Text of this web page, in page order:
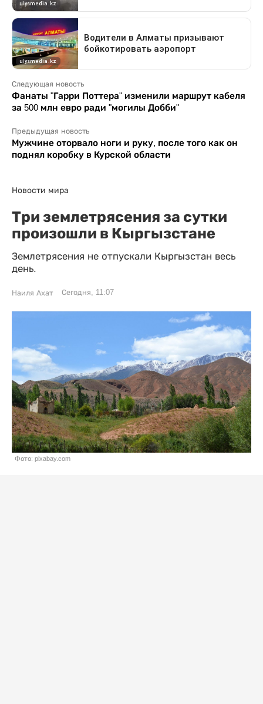
Следующая новость
Фанаты "Гарри Поттера" изменили маршрут кабеля
за 500 млн евро ради "могилы Добби"
Предыдущая новость
Мужчине оторвало ноги и руку, после того как он
поднял коробку в Курской области
Новости мира
Три землетрясения за сутки
произошли в Кыргызстане
Землетрясения не отпускали Кыргызстан весь
день.
Наиля Ахат Сегодня, 11:07
Фото: pixabay.com